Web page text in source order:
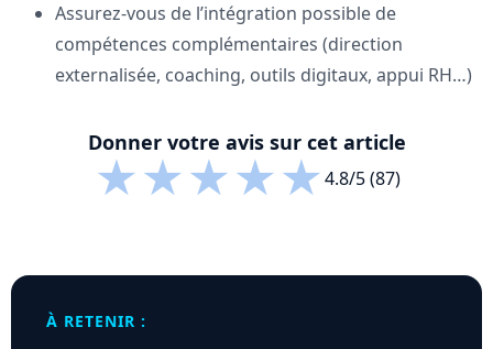
Assurez-vous de l’intégration possible de
compétences complémentaires (direction
externalisée, coaching, outils digitaux, appui RH…)
Donner votre avis sur cet article
★★★★★4.8/5 (87)
À RETENIR :